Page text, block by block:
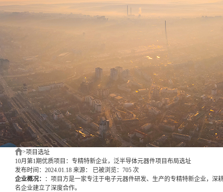
专题研
究
新闻中心
>项目选址
10月第1期优质项目：专精特新企业，泛半导体元器件项目布局选址
发布时间：2024.01.18 来源：
已被浏览：705 次
企业概况：
：项目方是一家专注于电子元器件研发、生产的专精特新企业，深
名企业建立了深度合作。